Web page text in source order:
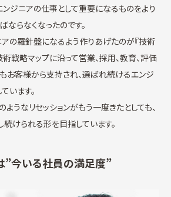
ジニアの仕事として重要になるものをより
らなくなったのです。
の羅針盤になるよう作りあげたのが『技術
術戦略マップに沿って営業、採用、教育、評価
お客様から支持され、選ばれ続けるエンジ
います。
ようなリセッションがもう一度きたとしても、
けられる形を目指しています。
”今いる社員の満足度”